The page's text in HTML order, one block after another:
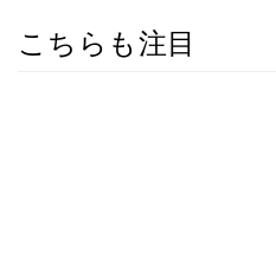
こちらも注目